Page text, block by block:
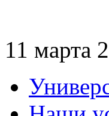
11 марта